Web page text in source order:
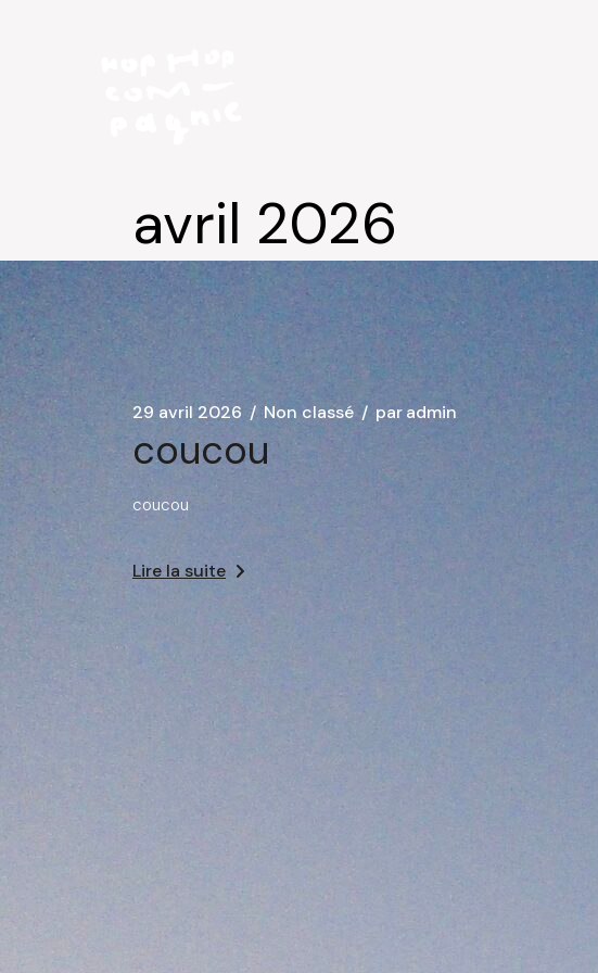
avril 2026
29 avril 2026 Non classé paradmin
coucou
coucou
Lire la suite